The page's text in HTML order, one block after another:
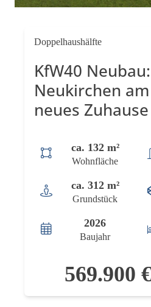
Doppelhaushälfte
KfW40
Neukirchen
neues
ca. 132 m²
Wohnfläche
ca. 312 m²
Grundstück
2026
Baujahr
569.900